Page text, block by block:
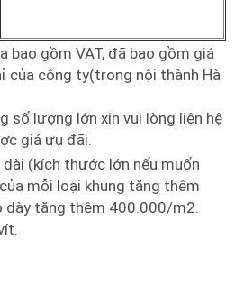
bao gồm VAT, đã bao gồm giá
của công ty(trong nội thành Hà
số lượng lớn xin vui lòng liên hệ
giá ưu đãi.
(kích thước lớn nếu muốn
mỗi loại khung tăng thêm
tăng thêm 400.000/m2.